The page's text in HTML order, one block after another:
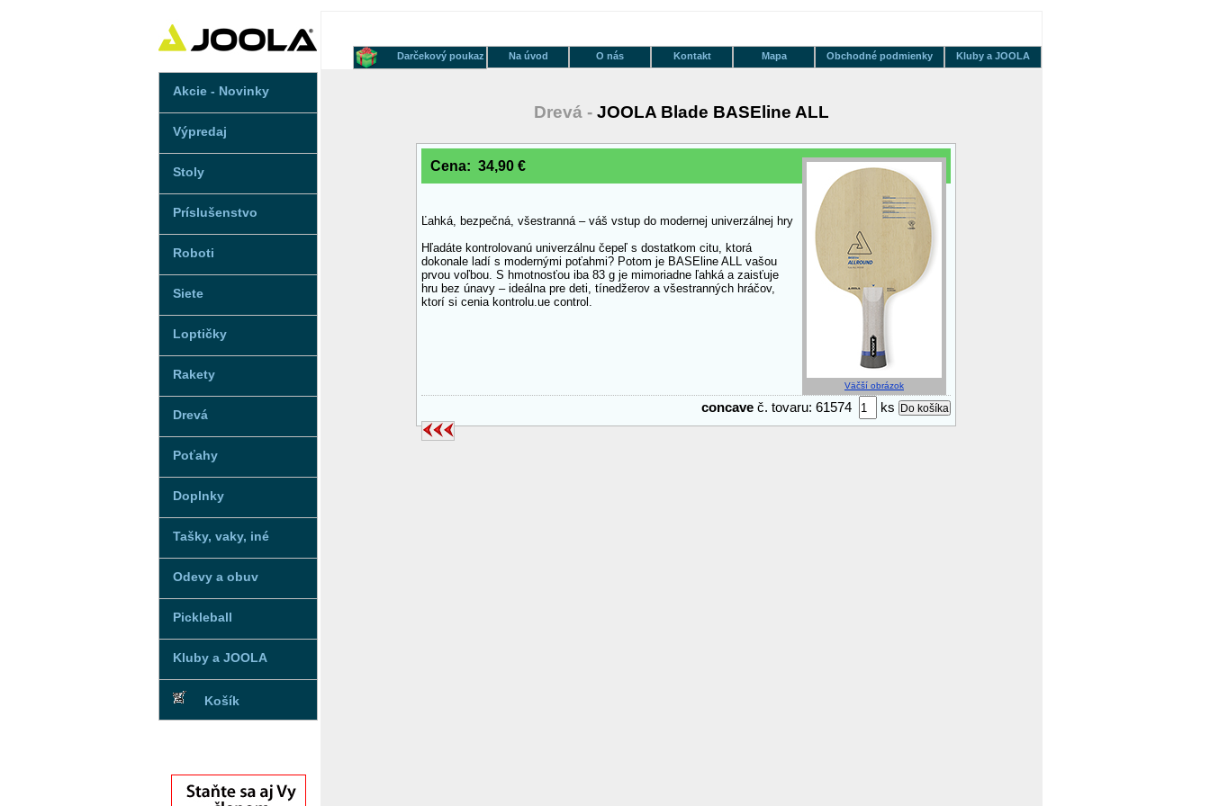
Akcie - Novinky
Výpredaj
Stoly
Príslušenstvo
Roboti
Siete
Loptičky
Rakety
Drevá
Poťahy
Doplnky
Tašky, vaky, iné
Odevy a obuv
Pickleball
Kluby a JOOLA
Košík
Kluby a JOOLA
Obchodné podmienky
Mapa
Kontakt
O nás
Na úvod
Darčekový poukaz
Drevá - JOOLA Blade BASEline ALL
Väčší obrázok
Cena: 34,90 €
Ľahká, bezpečná, všestranná – váš vstup do modernej univerzálnej hry
Hľadáte kontrolovanú univerzálnu čepeľ s dostatkom citu, ktorá
dokonale ladí s modernými poťahmi? Potom je BASEline ALL vašou
prvou voľbou. S hmotnosťou iba 83 g je mimoriadne ľahká a zaisťuje
hru bez únavy – ideálna pre deti, tínedžerov a všestranných hráčov,
ktorí si cenia kontrolu.ue control.
concave č. tovaru: 61574 ks